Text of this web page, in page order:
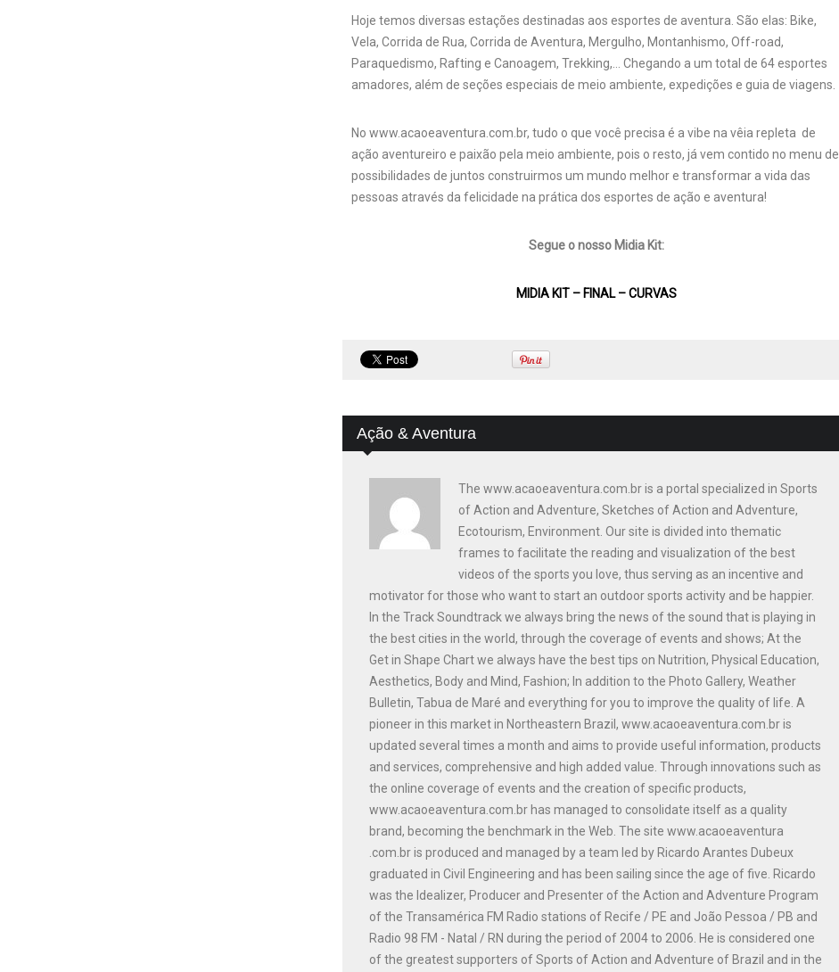
Hoje temos diversas estações destinadas aos esportes de aventura. São elas: Bike,
Vela, Corrida de Rua, Corrida de Aventura, Mergulho, Montanhismo, Off-road,
Paraquedismo, Rafting e Canoagem, Trekking,… Chegando a um total de 64 esportes
amadores, além de seções especiais de meio ambiente, expedições e guia de viagens.
No www.acaoeaventura.com.br, tudo o que você precisa é a vibe na vêia repleta de
ação aventureiro e paixão pela meio ambiente, pois o resto, já vem contido no menu de
possibilidades de juntos construirmos um mundo melhor e transformar a vida das
pessoas através da felicidade na prática dos esportes de ação e aventura!
Segue o nosso Midia Kit:
MIDIA KIT – FINAL – CURVAS
Ação & Aventura
The www.acaoeaventura.com.br is a portal specialized in Sports
of Action and Adventure, Sketches of Action and Adventure,
Ecotourism, Environment. Our site is divided into thematic
frames to facilitate the reading and visualization of the best
videos of the sports you love, thus serving as an incentive and
motivator for those who want to start an outdoor sports activity and be happier.
In the Track Soundtrack we always bring the news of the sound that is playing in
the best cities in the world, through the coverage of events and shows; At the
Get in Shape Chart we always have the best tips on Nutrition, Physical Education,
Aesthetics, Body and Mind, Fashion; In addition to the Photo Gallery, Weather
Bulletin, Tabua de Maré and everything for you to improve the quality of life. A
pioneer in this market in Northeastern Brazil, www.acaoeaventura.com.br is
updated several times a month and aims to provide useful information, products
and services, comprehensive and high added value. Through innovations such as
the online coverage of events and the creation of specific products,
www.acaoeaventura.com.br has managed to consolidate itself as a quality
brand, becoming the benchmark in the Web. The site www.acaoeaventura
.com.br is produced and managed by a team led by Ricardo Arantes Dubeux
graduated in Civil Engineering and has been sailing since the age of five. Ricardo
was the Idealizer, Producer and Presenter of the Action and Adventure Program
of the Transamérica FM Radio stations of Recife / PE and João Pessoa / PB and
Radio 98 FM - Natal / RN during the period of 2004 to 2006. He is considered one
of the greatest supporters of Sports of Action and Adventure of Brazil and in the